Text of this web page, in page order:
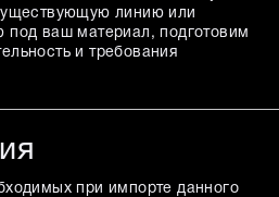
линию или
под ваш материал, подготовим
и требования
при импорте данного